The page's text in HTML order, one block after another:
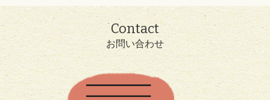
Contact
お問い合わせ